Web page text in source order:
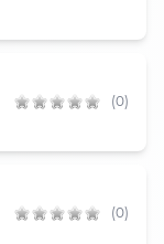
(0)
(0)